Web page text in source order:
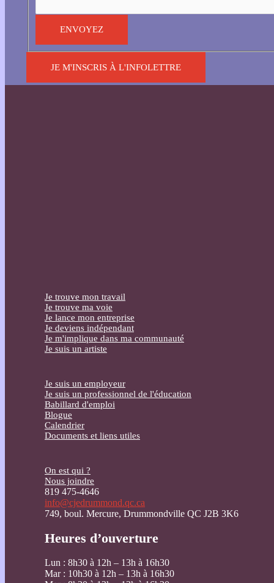
JE M'INSCRIS À L'INFOLETTRE
Je trouve mon travail
Je trouve ma voie
Je lance mon entreprise
Je deviens indépendant
Je m'implique dans ma communauté
Je suis un artiste
Je suis un employeur
Je suis un professionnel de l'éducation
Babillard d'emploi
Blogue
Calendrier
Documents et liens utiles
On est qui ?
Nous joindre
819 475-4646
info@cjedrummond.qc.ca
749, boul. Mercure, Drummondville QC J2B 3K6
Heures d’ouverture
Lun : 8h30 à 12h – 13h à 16h30
Mar : 10h30 à 12h – 13h à 16h30